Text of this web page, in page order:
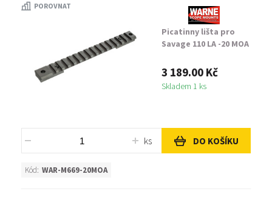
POROVNAT
Picatinny lišta pro
Savage 110 LA -20 MOA
3 189.00 Kč
Skladem 1 ks
ks DO KOŠÍKU
Kód: WAR-M669-20MOA